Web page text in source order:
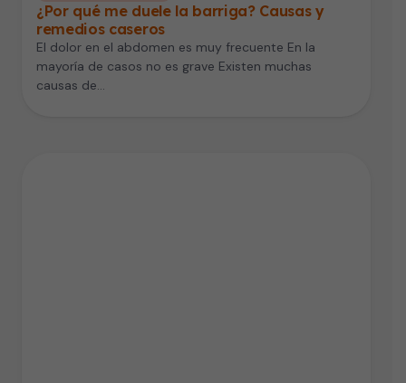
¿Por qué me duele la barriga? Causas y
remedios caseros
El dolor en el abdomen es muy frecuente En la
mayoría de casos no es grave Existen muchas
causas de…